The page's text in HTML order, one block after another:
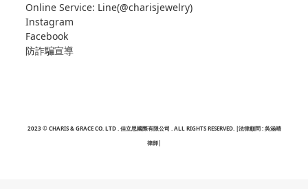
Online Service: Line(@charisjewelry)
Instagram
Facebook
防詐騙宣導
2023 © CHARIS & GRACE CO. LTD . 佳立思國際有限公司 . ALL RIGHTS RESERVED. |法律顧問 : 吳涵晴
律師|